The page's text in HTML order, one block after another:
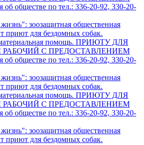
обществе по тел.: 336-20-92, 330-20-
зоозащитная общественная
приют для бездомных собак.
помощь. ПРИЮТУ ДЛЯ
РАБОЧИЙ С ПРЕДОСТАВЛЕНИЕМ
обществе по тел.: 336-20-92, 330-20-
зоозащитная общественная
приют для бездомных собак.
помощь. ПРИЮТУ ДЛЯ
РАБОЧИЙ С ПРЕДОСТАВЛЕНИЕМ
обществе по тел.: 336-20-92, 330-20-
зоозащитная общественная
приют для бездомных собак.